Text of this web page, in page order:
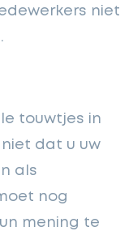
niet
touwtjes in
dat u uw
als
nog
mening te